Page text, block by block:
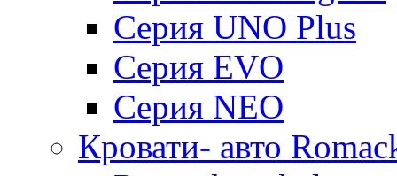
Серия UNO Plus
Серия EVO
Серия NEO
Кровати- авто